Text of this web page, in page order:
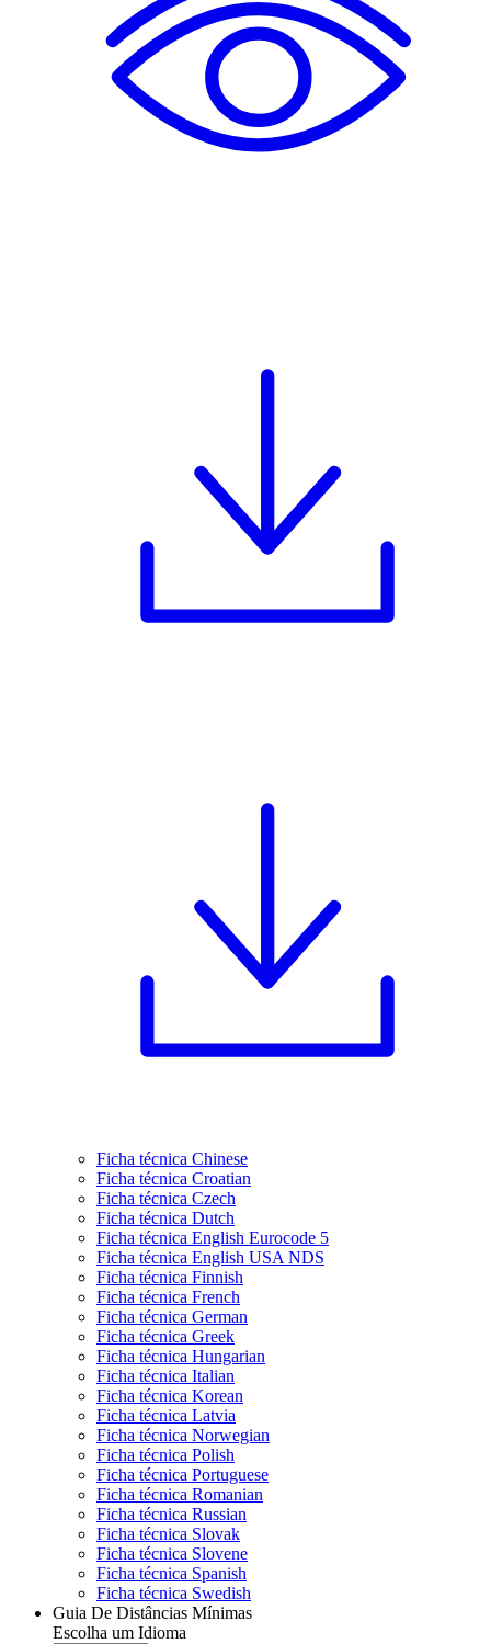
Ficha técnica Chinese
Ficha técnica Croatian
Ficha técnica Czech
Ficha técnica Dutch
Ficha técnica English Eurocode 5
Ficha técnica English USA NDS
Ficha técnica Finnish
Ficha técnica French
Ficha técnica German
Ficha técnica Greek
Ficha técnica Hungarian
Ficha técnica Italian
Ficha técnica Korean
Ficha técnica Latvia
Ficha técnica Norwegian
Ficha técnica Polish
Ficha técnica Portuguese
Ficha técnica Romanian
Ficha técnica Russian
Ficha técnica Slovak
Ficha técnica Slovene
Ficha técnica Spanish
Ficha técnica Swedish
Guia De Distâncias Mínimas
Escolha um Idioma